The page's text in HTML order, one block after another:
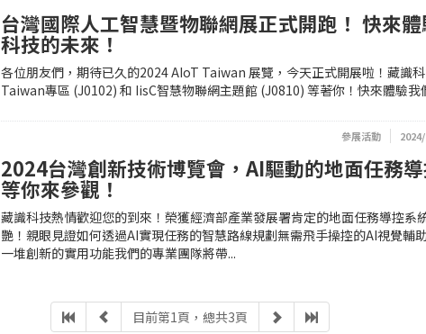
台灣國際人工智慧暨物聯網展正式開跑！ 快來
科技的未來！
各位朋友們，期待已久的2024 AIoT Taiwan 展覽，今天正式開展啦！藏識
Taiwan專區 (J0102) 和 IisC智慧物聯網主題館 (J0810) 等著你！快來體驗我
參展活動
2024台灣創新技術博覽會，AI驅動的地面任務導
等你來參觀！
藏識科技熱情歡迎您的到來！榮獲經濟部產業發展署肯定的地面任務導控系
艷！親眼見證如何透過AI實現任務的智慧路線規劃無需飛手操控的AI視覺輔
一堆創新的實用功能我們的專業團隊將帶...
目前第1頁，總共3頁